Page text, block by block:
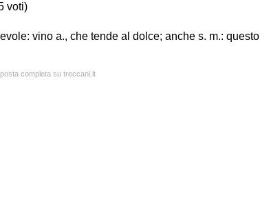
voti)
vino a., che tende al dolce; anche s. m.: questo
completa su treccani.it